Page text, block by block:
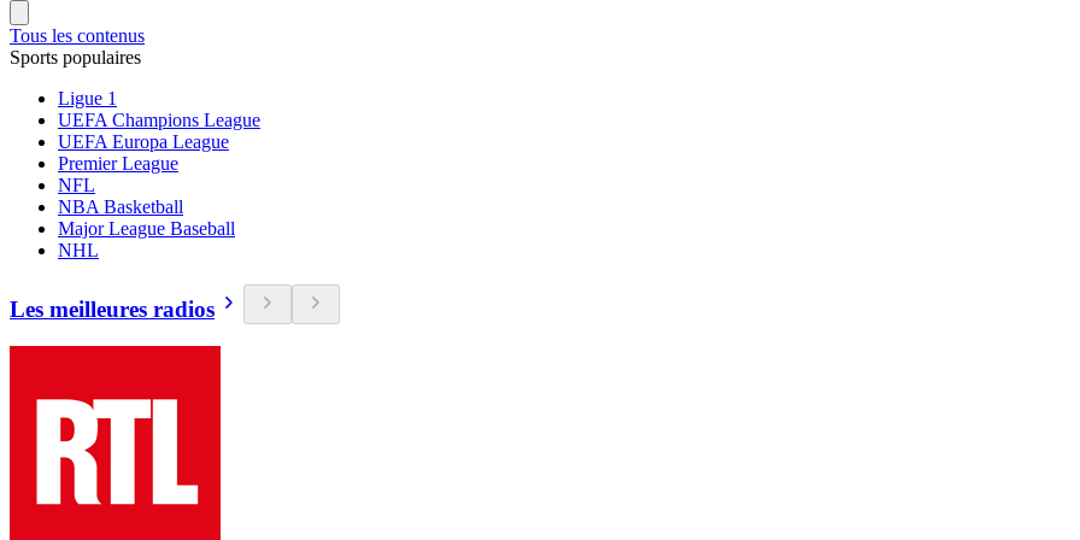
Tous les contenus
Sports populaires
Ligue 1
UEFA Champions League
UEFA Europa League
Premier League
NFL
NBA Basketball
Major League Baseball
NHL
Les meilleures radios